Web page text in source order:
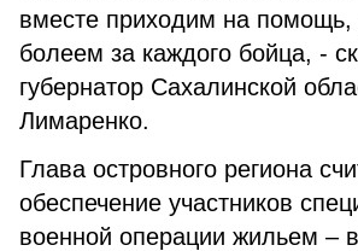
вместе приходим на
болеем за каждого бойца, -
губернатор Сахалинской
Лимаренко.
Глава островного региона
обеспечение участников
военной операции жильем –